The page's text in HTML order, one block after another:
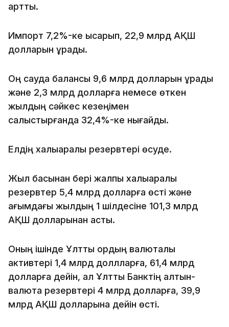
артты.
Импорт 7,2%-ке қысқарып, 22,9 млрд АҚШ
долларын құрады.
Оң сауда балансы 9,6 млрд долларын құрады
және 2,3 млрд долларға немесе өткен
жылдың сәйкес кезеңімен
салыстырғанда 32,4%-ке нығайды.
Елдің халықаралық резервтері өсуде.
Жыл басынан бері жалпы халықаралық
резервтер 5,4 млрд долларға өсті және
ағымдағы жылдың 1 шілдесіне 101,3 млрд
АҚШ долларынан асты.
Оның ішінде Ұлттық қордың валюталық
активтері 1,4 млрд доллларға, 61,4 млрд
долларға дейін, ал Ұлттық Банктің алтын-
валюта резервтері 4 млрд долларға, 39,9
млрд АҚШ долларына дейін өсті.